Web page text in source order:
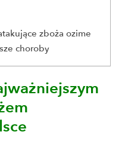
zboża ozime
choroby